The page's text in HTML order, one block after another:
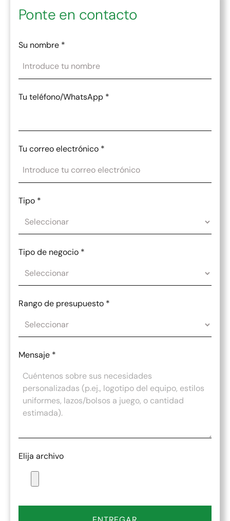
Ponte en contacto
Su nombre *
Tu teléfono/WhatsApp *
Tu correo electrónico *
Tipo *
Tipo de negocio *
Rango de presupuesto *
Mensaje *
Elija archivo